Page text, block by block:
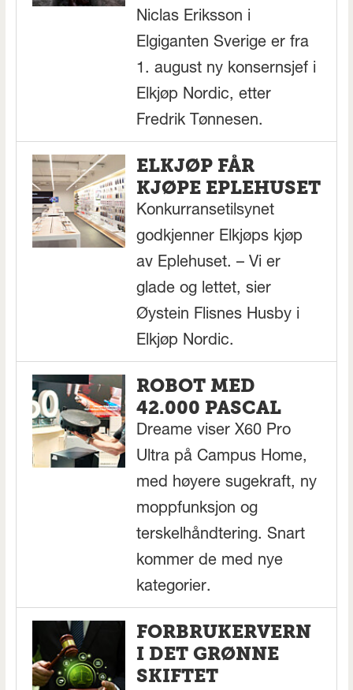
Niclas Eriksson i
Elgiganten Sverige er fra
1. august ny konsernsjef i
Elkjøp Nordic, etter
Fredrik Tønnesen.
ELKJØP FÅR
KJØPE EPLEHUSET
Konkurransetilsynet
godkjenner Elkjøps kjøp
av Eplehuset. – Vi er
glade og lettet, sier
Øystein Flisnes Husby i
Elkjøp Nordic.
ROBOT MED
42.000 PASCAL
Dreame viser X60 Pro
Ultra på Campus Home,
med høyere sugekraft, ny
moppfunksjon og
terskelhåndtering. Snart
kommer de med nye
kategorier.
FORBRUKERVERN
I DET GRØNNE
SKIFTET